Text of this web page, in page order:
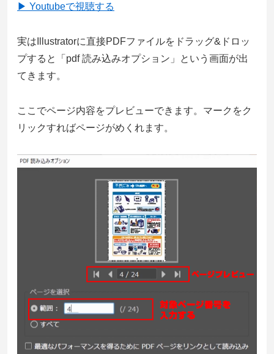
▶ Youtubeで視聴する
実はIllustratorに直接PDFファイルをドラッグ&ドロッ
プすると「pdf 読み込みオプション」という画面が出
てきます。
ここでページ内容をプレビューできます。マークをク
リックすればページがめくれます。